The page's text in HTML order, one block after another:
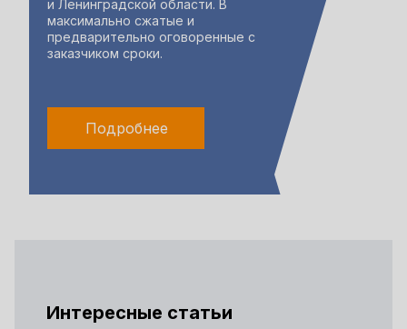
и Ленинградской области. В
максимально сжатые и
предварительно оговоренные с
заказчиком сроки.
Подробнее
Интересные статьи